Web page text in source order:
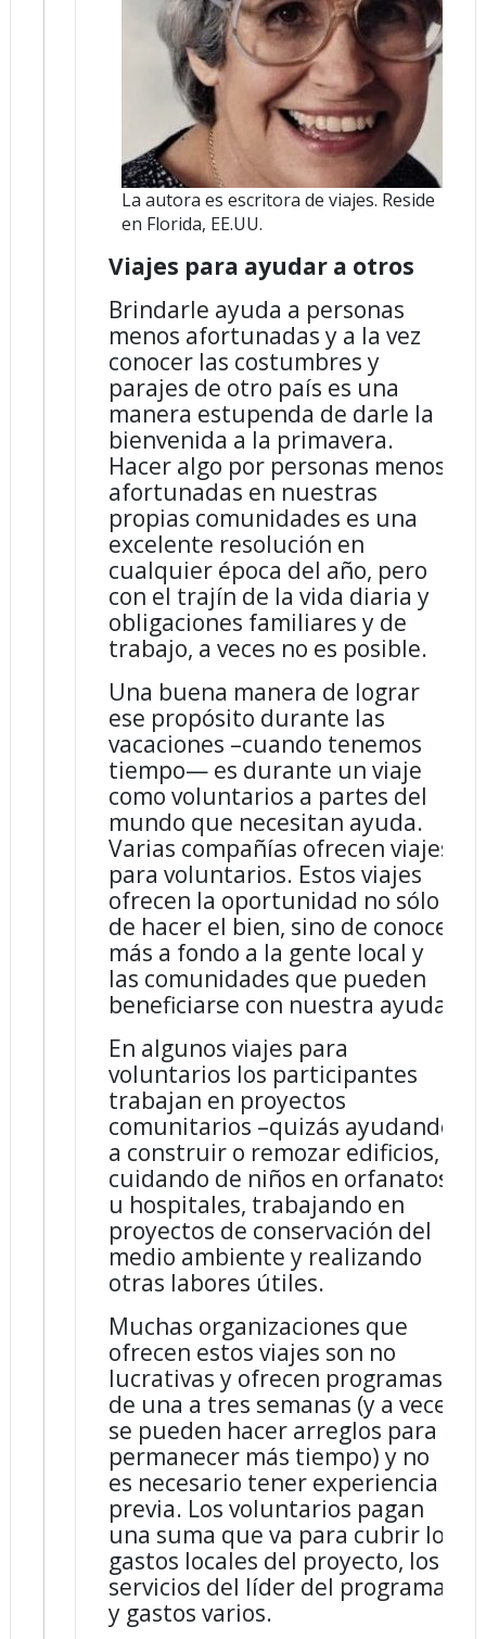
La autora es escritora de viajes. Reside
en Florida, EE.UU.
Viajes para ayudar a otros
Brindarle ayuda a personas
menos afortunadas y a la vez
conocer las costumbres y
parajes de otro país es una
manera estupenda de darle la
bienvenida a la primavera.
Hacer algo por personas menos
afortunadas en nuestras
propias comunidades es una
excelente resolución en
cualquier época del año, pero
con el trajín de la vida diaria y
obligaciones familiares y de
trabajo, a veces no es posible.
Una buena manera de lograr
ese propósito durante las
vacaciones –cuando tenemos
tiempo— es durante un viaje
como voluntarios a partes del
mundo que necesitan ayuda.
Varias compañías ofrecen viajes
para voluntarios. Estos viajes
ofrecen la oportunidad no sólo
de hacer el bien, sino de conocer
más a fondo a la gente local y
las comunidades que pueden
beneficiarse con nuestra ayuda.
En algunos viajes para
voluntarios los participantes
trabajan en proyectos
comunitarios –quizás ayudando
a construir o remozar edificios,
cuidando de niños en orfanatos
u hospitales, trabajando en
proyectos de conservación del
medio ambiente y realizando
otras labores útiles.
Muchas organizaciones que
ofrecen estos viajes son no
lucrativas y ofrecen programas
de una a tres semanas (y a veces
se pueden hacer arreglos para
permanecer más tiempo) y no
es necesario tener experiencia
previa. Los voluntarios pagan
una suma que va para cubrir los
gastos locales del proyecto, los
servicios del líder del programa
y gastos varios.